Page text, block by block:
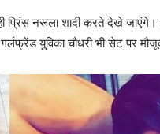
प्रिंस नरूला शादी करते देखे
युविका चौधरी भी सेट पर